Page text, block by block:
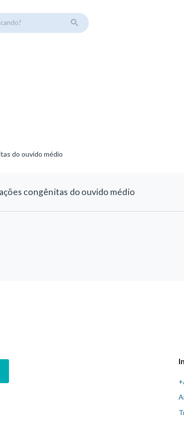
do ouvido médio
congênitas do ouvido médio